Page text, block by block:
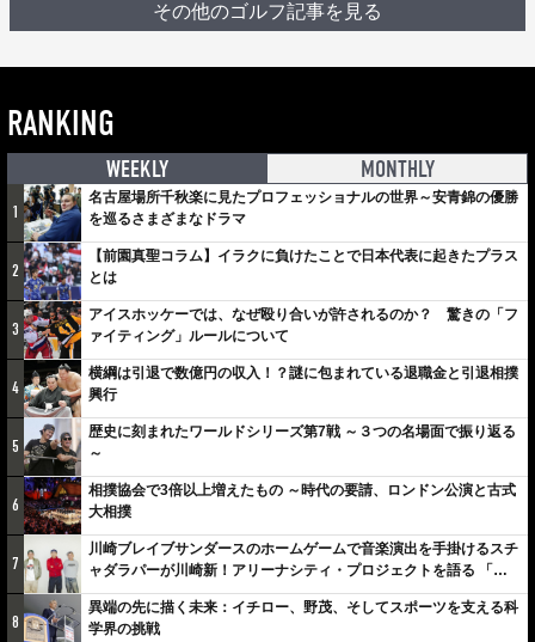
その他のゴルフ記事を見る
RANKING
WEEKLY MONTHLY
1
名古屋場所千秋楽に見たプロフェッショナルの世界～安青錦の優勝
を巡るさまざまなドラマ
2
【前園真聖コラム】イラクに負けたことで日本代表に起きたプラス
とは
3
アイスホッケーでは、なぜ殴り合いが許されるのか？ 驚きの「フ
ァイティング」ルールについて
4
横綱は引退で数億円の収入！？謎に包まれている退職金と引退相撲
興行
5
歴史に刻まれたワールドシリーズ第7戦 ～３つの名場面で振り返る
～
6
相撲協会で3倍以上増えたもの ～時代の要請、ロンドン公演と古式
大相撲
7
川崎ブレイブサンダースのホームゲームで音楽演出を手掛けるスチ
ャダラパーが川崎新！アリーナシティ・プロジェクトを語る 「楽
しみでしかないでしょ。川崎は、ずっと成長曲線だから」
8
異端の先に描く未来：イチロー、野茂、そしてスポーツを支える科
学界の挑戦